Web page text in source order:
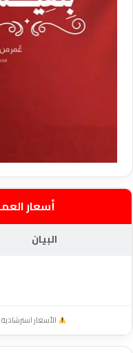
أسعار
البيان
الأسعار